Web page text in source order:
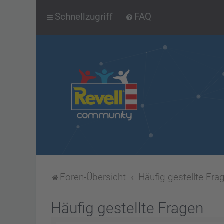
Schnellzugriff FAQ
Foren-Übersicht Häufig gestellte
Häufig gestellte Fragen